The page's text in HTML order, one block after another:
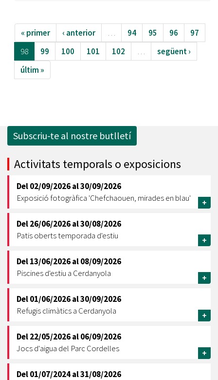
« primer ‹ anterior … 94 95 96
97
98
99 100 101 102 …
següent ›
últim »
Subscriu-te al nostre butlletí
Activitats temporals o exposicions
Del02/09/2026al30/09/2026
Exposició fotogràfica 'Chefchaouen, mirades en blau'
+
Del26/06/2026al30/08/2026
Patis oberts temporada d'estiu
+
Del13/06/2026al08/09/2026
Piscines d'estiu a Cerdanyola
+
Del01/06/2026al30/09/2026
Refugis climàtics a Cerdanyola
+
Del22/05/2026al06/09/2026
Jocs d'aigua del Parc Cordelles
+
Del01/07/2024al31/08/2026